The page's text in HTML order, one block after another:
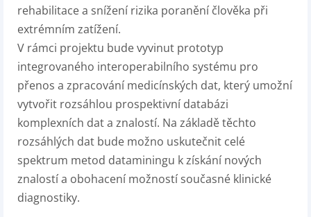
rehabilitace a snížení rizika poranění člověka při
extrémním zatížení.
V rámci projektu bude vyvinut prototyp
integrovaného interoperabilního systému pro
přenos a zpracování medicínských dat, který umožní
vytvořit rozsáhlou prospektivní databázi
komplexních dat a znalostí. Na základě těchto
rozsáhlých dat bude možno uskutečnit celé
spektrum metod dataminingu k získání nových
znalostí a obohacení možností současné klinické
diagnostiky.